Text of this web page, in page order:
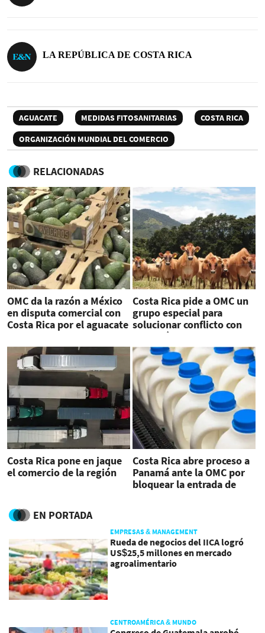
LA REPÚBLICA DE COSTA RICA
AGUACATE MEDIDAS FITOSANITARIAS
COSTA RICA
ORGANIZACIÓN MUNDIAL DEL COMERCIO
RELACIONADAS
OMC da la razón a México
en disputa comercial con
Costa Rica por el aguacate
Costa Rica pide a OMC un
grupo especial para
solucionar conflicto con
Panamá
Costa Rica pone en jaque
el comercio de la región
Costa Rica abre proceso a
Panamá ante la OMC por
bloquear la entrada de
EN PORTADA
EMPRESAS & MANAGEMENT
Rueda de negocios del IICA logró
US$25,5 millones en mercado
agroalimentario
CENTROAMÉRICA & MUNDO